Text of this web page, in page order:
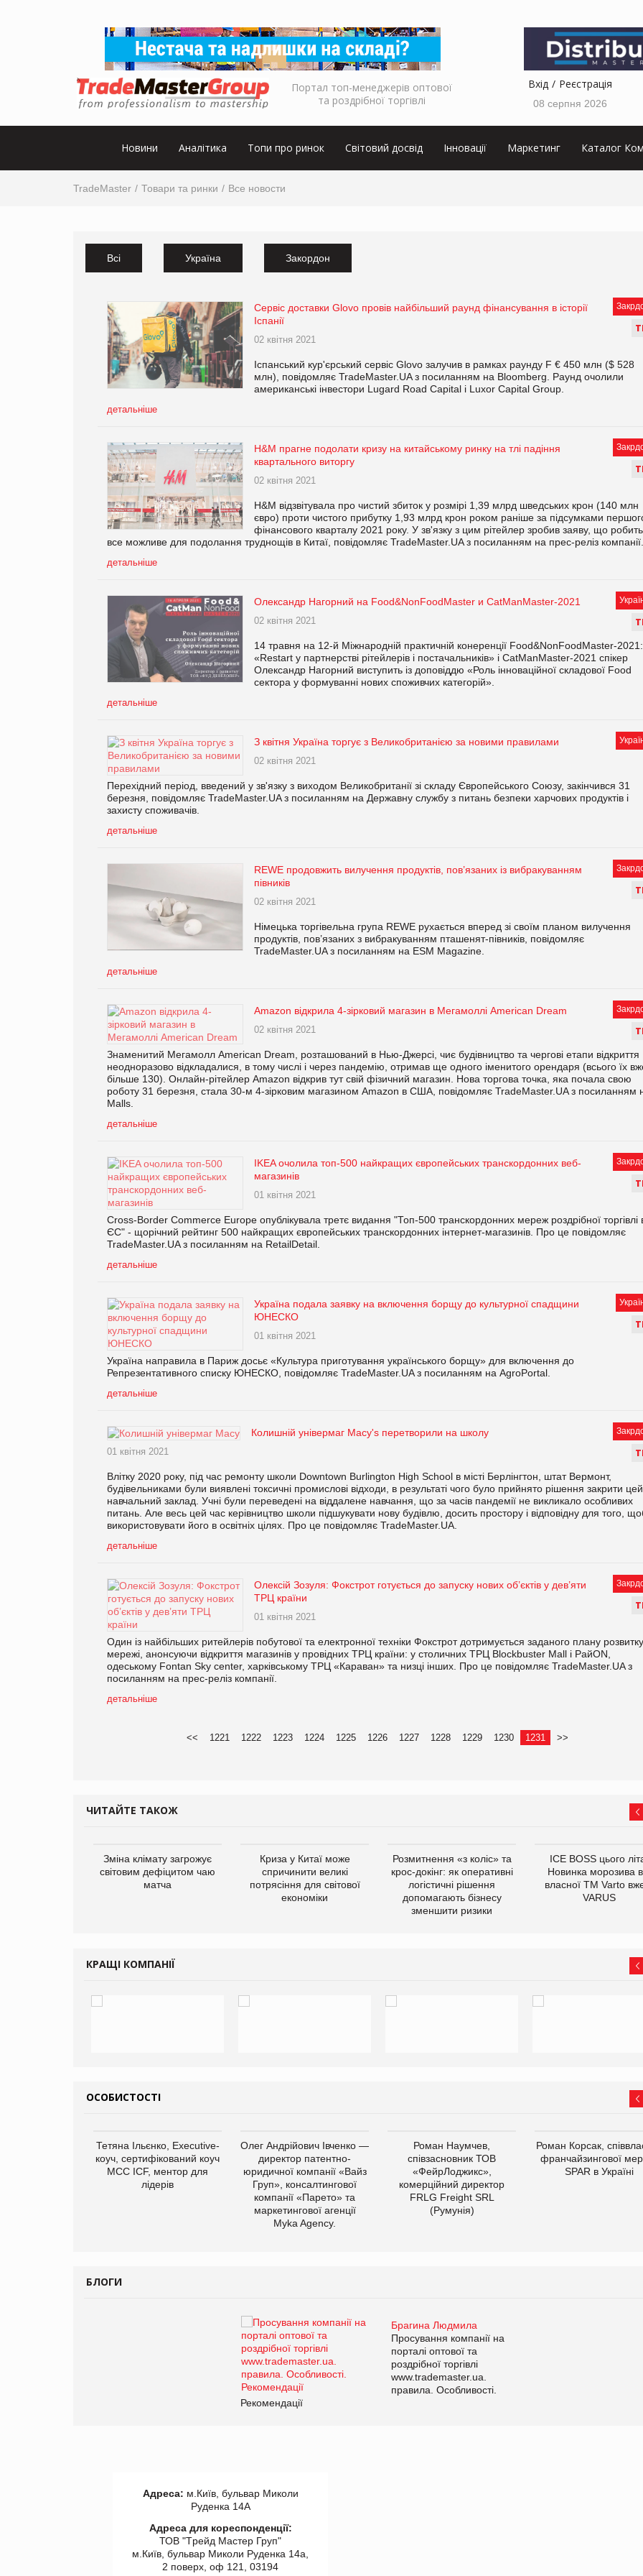
Портал топ-менеджерів оптової
та роздрібної торгівлі
Вхід Реєстрація
08 серпня 2026
Новини Аналітика Топи про ринок Світовий досвід Інновації Маркетинг Каталог
TradeMaster Товари та ринки Все новости
Всі Україна Закордон
Т
Сервіс доставки Glovo провів найбільший раунд фінансування в історії
Іспанії
02 квітня 2021
Іспанський кур'єрський сервіс Glovo залучив в рамках раунду F € 450 млн ($ 528
млн), повідомляє TradeMaster.UA з посиланням на Bloomberg. Раунд очолили
американські інвестори Lugard Road Capital і Luxor Capital Group.
детальніше
Т
H&M прагне подолати кризу на китайському ринку на тлі падіння
квартального виторгу
02 квітня 2021
H&M відзвітувала про чистий збиток у розмірі 1,39 млрд шведських крон (140 млн
євро) проти чистого прибутку 1,93 млрд крон роком раніше за підсумками
фінансового кварталу 2021 року. У зв'язку з цим рітейлер зробив заяву, що робить
все можливе для подолання труднощів в Китаї, повідомляє TradeMaster.UA з посиланням на прес-реліз компанії.
детальніше
Т
Олександр Нагорний на Food&NonFoodMaster и CatManMaster-2021
02 квітня 2021
14 травня на 12-й Міжнародній практичній конеренції Food&NonFoodMaster-2021:
«Restart у партнерстві рітейлерів і постачальників» і CatManMaster-2021 спікер
Олександр Нагорний виступить із доповіддю «Роль інноваційної складової Food
сектора у формуванні нових споживчих категорій».
детальніше
З квітня Україна торгує з Великобританією за новими правилами
02 квітня 2021
Перехідний період, введений у зв'язку з виходом Великобританії зі складу Європейського Союзу, закінчився 31
березня, повідомляє TradeMaster.UA з посиланням на Державну службу з питань безпеки харчових продуктів і
захисту споживачів.
детальніше
Т
REWE продовжить вилучення продуктів, пов’язаних із вибракуванням
півників
02 квітня 2021
Німецька торгівельна група REWE рухається вперед зі своїм планом вилучення
продуктів, пов’язаних з вибракуванням пташенят-півників, повідомляє
TradeMaster.UA з посиланням на ESM Magazine.
детальніше
Т
Amazon відкрила 4-зірковий магазин в Мегамоллі American Dream
02 квітня 2021
Знаменитий Мегамолл American Dream, розташований в Нью-Джерсі, чиє будівництво та чергові етапи відкриття
неодноразово відкладалися, в тому числі і через пандемію, отримав ще одного іменитого орендаря (всього їх
більше 130). Онлайн-рітейлер Amazon відкрив тут свій фізичний магазин. Нова торгова точка, яка почала свою
роботу 31 березня, стала 30-м 4-зірковим магазином Amazon в США, повідомляє TradeMaster.UA з посиланням
Malls.
детальніше
Т
IKEA очолила топ-500 найкращих європейських транскордонних веб-
магазинів
01 квітня 2021
Cross-Border Commerce Europe опублікувала третє видання "Топ-500 транскордонних мереж роздрібної торгівлі
ЄС" - щорічний рейтинг 500 найкращих європейських транскордонних інтернет-магазинів. Про це повідомляє
TradeMaster.UA з посиланням на RetailDetail.
детальніше
Т
Україна подала заявку на включення борщу до культурної спадщини
ЮНЕСКО
01 квітня 2021
Україна направила в Париж досьє «Культура приготування українського борщу» для включення до
Репрезентативного списку ЮНЕСКО, повідомляє TradeMaster.UA з посиланням на AgroPortal.
детальніше
Т
Колишній універмаг Macy's перетворили на школу
01 квітня 2021
Влітку 2020 року, під час ремонту школи Downtown Burlington High School в місті Берлінгтон, штат Вермонт,
будівельниками були виявлені токсичні промислові відходи, в результаті чого було прийнято рішення закрити цей
навчальний заклад. Учні були переведені на віддалене навчання, що за часів пандемії не викликало особливих
питань. Але весь цей час керівництво школи підшукувати нову будівлю, досить простору і відповідну для того,
використовувати його в освітніх цілях. Про це повідомляє TradeMaster.UA.
детальніше
Т
Олексій Зозуля: Фокстрот готується до запуску нових об’єктів у дев’яти
ТРЦ країни
01 квітня 2021
Один із найбільших ритейлерів побутової та електронної техніки Фокстрот дотримується заданого плану розвитку
мережі, анонсуючи відкриття магазинів у провідних ТРЦ країни: у столичних ТРЦ Blockbuster Mall і РайON,
одеському Fontan Sky center, харківському ТРЦ «Караван» та низці інших. Про це повідомляє TradeMaster.UA з
посиланням на прес-реліз компанії.
детальніше
<< 1221 1222 1223 1224 1225 1226 1227 1228 1229 1230 1231 >>
ЧИТАЙТЕ ТАКОЖ
Зміна клімату загрожує
світовим дефіцитом чаю
матча
Криза у Китаї може
спричинити великі
потрясіння для світової
економіки
Розмитнення «з коліс» та
крос-докінг: як оперативні
логістичні рішення
допомагають бізнесу
зменшити ризики
ICE BOSS цього
Новинка морозива
власної ТМ Varto
VARUS
КРАЩІ КОМПАНІЇ
ОСОБИСТОСТІ
Тетяна Ільєнко, Executive-
коуч, сертифікований коуч
МСС ICF, ментор для
лідерів
Олег Андрійович Івченко —
директор патентно-
юридичної компанії «Вайз
Груп», консалтингової
компанії «Парето» та
маркетингової агенції
Myka Agency.
Роман Наумчев,
співзасновник ТОВ
«ФейрЛоджикс»,
комерційний директор
FRLG Freight SRL
(Румунія)
Роман Корсак,
франчайзингової
SPAR в Україні
БЛОГИ
Брагина Людмила
Просування компанії на
порталі оптової та
роздрібної торгівлі
www.trademaster.ua.
правила. Особливості.
Рекомендації
Адреса: м.Київ, бульвар Миколи
Руденка 14А
Адреса для кореспонденції:
ТОВ "Tрейд Мастер Груп"
м.Київ, бульвар Миколи Руденка 14а,
2 поверх, оф 121, 03194